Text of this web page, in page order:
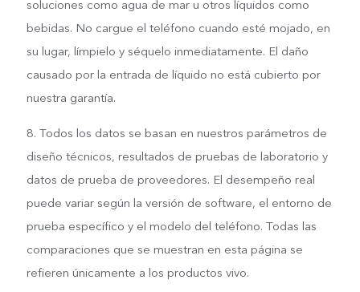
soluciones como agua de mar u otros líquidos como
bebidas. No cargue el teléfono cuando esté mojado, en
su lugar, límpielo y séquelo inmediatamente. El daño
causado por la entrada de líquido no está cubierto por
nuestra garantía.
8. Todos los datos se basan en nuestros parámetros de
diseño técnicos, resultados de pruebas de laboratorio y
datos de prueba de proveedores. El desempeño real
puede variar según la versión de software, el entorno de
prueba específico y el modelo del teléfono. Todas las
comparaciones que se muestran en esta página se
refieren únicamente a los productos vivo.